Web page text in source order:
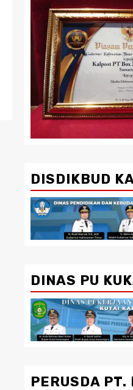
DISDIKBUD
DINAS PU
PERUSDA